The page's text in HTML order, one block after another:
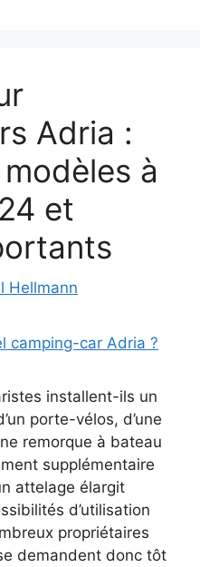
Adria :
à
et
Hellmann
installent-ils un
porte-vélos, d’une
remorque à bateau
supplémentaire
attelage élargit
d’utilisation
propriétaires
demandent donc tôt